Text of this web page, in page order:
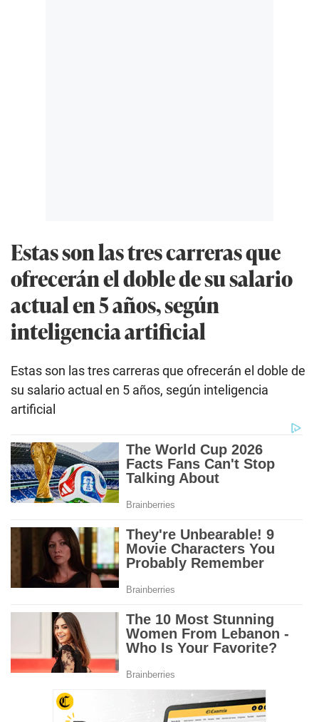
Estas son las tres carreras que
ofrecerán el doble de su salario
actual en 5 años, según
inteligencia artificial
Estas son las tres carreras que ofrecerán el doble de
su salario actual en 5 años, según inteligencia
artificial